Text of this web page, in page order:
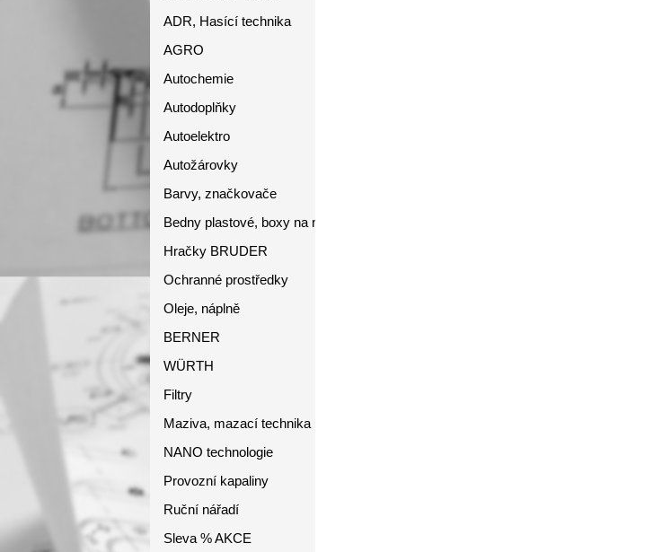
ADR, Hasící technika
AGRO
Autochemie
Autodoplňky
Autoelektro
Autožárovky
Barvy, značkovače
Bedny plastové, boxy na nářadí
Hračky BRUDER
Ochranné prostředky
Oleje, náplně
BERNER
WÜRTH
Filtry
Maziva, mazací technika
NANO technologie
Provozní kapaliny
Ruční nářadí
Sleva % AKCE